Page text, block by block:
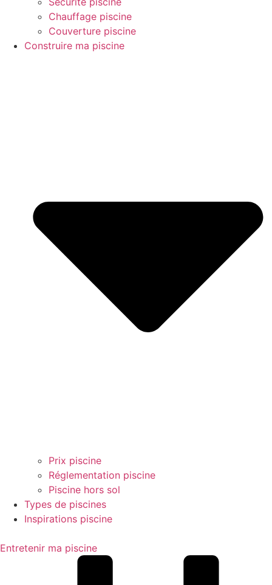
Chauffage piscine
Couverture piscine
Construire ma piscine
Prix piscine
Réglementation piscine
Piscine hors sol
Types de piscines
Inspirations piscine
Entretenir ma piscine